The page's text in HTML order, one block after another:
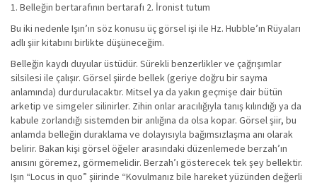
1. Belleğin bertarafının bertarafı 2. İronist tutum
Bu iki nedenle Işın’ın söz konusu üç görsel işi ile Hz. Hubble’ın Rüyaları
adlı şiir kitabını birlikte düşüneceğim.
Belleğin kaydı duyular üstüdür. Sürekli benzerlikler ve çağrışımlar
silsilesi ile çalışır. Görsel şiirde bellek (geriye doğru bir sayma
anlamında) durdurulacaktır. Mitsel ya da yakın geçmişe dair bütün
arketip ve simgeler silinirler. Zihin onlar aracılığıyla tanış kılındığı ya da
kabule zorlandığı sistemden bir anlığına da olsa kopar. Görsel şiir, bu
anlamda belleğin duraklama ve dolayısıyla bağımsızlaşma anı olarak
belirir. Bakan kişi görsel öğeler arasındaki düzenlemede berzah’ın
anısını göremez, görmemelidir. Berzah’ı gösterecek tek şey bellektir.
Işın “Locus in quo” şiirinde “Kovulmanız bile hareket yüzünden değerli